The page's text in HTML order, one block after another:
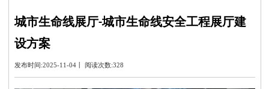
城市生命线展厅-城市生命线安全工程展厅建
设方案
发布时间:2025-11-04丨 阅读次数:328